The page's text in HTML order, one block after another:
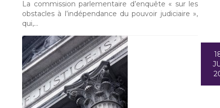
La commission parlementaire d’enquête « sur les
obstacles à l’indépendance du pouvoir judiciaire »,
qui,…